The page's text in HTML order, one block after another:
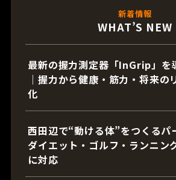
新着情報
WHAT’S NEW
最新の握力測定器「InGrip」を
｜握力から健康・筋力・将来の
化
西田辺で“動ける体”をつくるパ
ダイエット・ゴルフ・ランニン
に対応